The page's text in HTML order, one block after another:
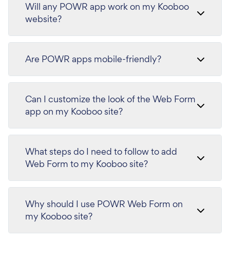
Will any POWR app work on my Kooboo
website?
Are POWR apps mobile-friendly?
Can I customize the look of the Web Form
app on my Kooboo site?
What steps do I need to follow to add
Web Form to my Kooboo site?
Why should I use POWR Web Form on
my Kooboo site?